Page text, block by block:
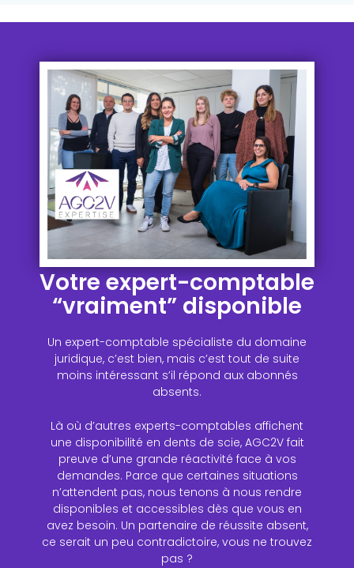
Votre expert-comptable
“vraiment” disponible
Un expert-comptable spécialiste du domaine
juridique, c’est bien, mais c’est tout de suite
moins intéressant s’il répond aux abonnés
absents.
Là où d’autres experts-comptables affichent
une disponibilité en dents de scie, AGC2V fait
preuve d’une grande réactivité face à vos
demandes. Parce que certaines situations
n’attendent pas, nous tenons à nous rendre
disponibles et accessibles dès que vous en
avez besoin. Un partenaire de réussite absent,
ce serait un peu contradictoire, vous ne trouvez
pas ?